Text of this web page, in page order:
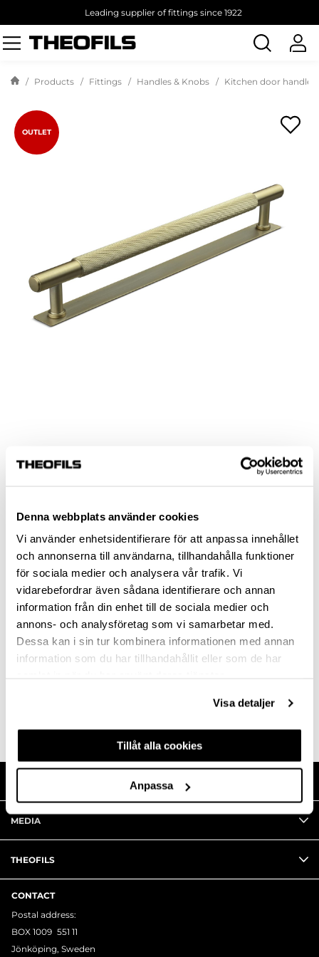
Denna webbplats använder cookies
Vi använder enhetsidentifierare för att anpassa innehållet
och annonserna till användarna, tillhandahålla funktioner
för sociala medier och analysera vår trafik. Vi
vidarebefordrar även sådana identifierare och annan
information från din enhet till de sociala medier och
annons- och analysföretag som vi samarbetar med.
Dessa kan i sin tur kombinera informationen med annan
information som du har tillhandahållit eller som de har
Visa detaljer
Tillåt alla cookies
Anpassa
Leading supplier of fittings since 1922
Search
products
Products Fittings Handles & Knobs Kitchen door handles
OUTLET
DESCRIPTION
SPECIFICATION
ASK ABOUT PRODUCT
MEDIA
THEOFILS
CONTACT
Postal address:
BOX 1009 551 11
Jönköping, Sweden